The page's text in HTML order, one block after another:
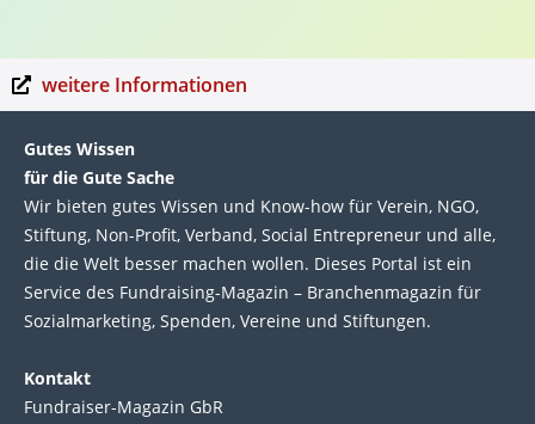
weitere Informationen
Gutes Wissen
für die Gute Sache
Wir bie­ten gutes Wis­sen und Know-how für Ver­ein, NGO,
Stif­tung, Non-Profit, Ver­band, Social Entre­pre­neur und alle,
die die Welt bes­ser machen wol­len. Die­ses Por­tal ist ein
Service des Fund­raising-Magazin – Bran­chen­magazin für
Sozial­marke­ting, Spen­den, Ver­eine und Stif­tun­gen.
Kontakt
Fundraiser-Magazin GbR